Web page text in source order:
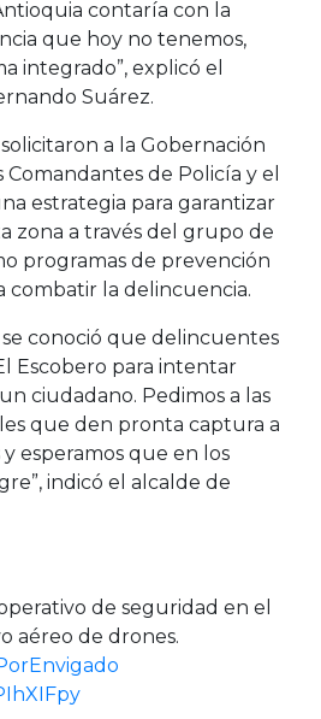
contaría con la
que hoy no tenemos,
integrado”, explicó el
Suárez.
a la Gobernación
de Policía y el
estrategia para garantizar
zona a través del grupo de
programas de prevención
combatir la delincuencia.
se conoció que delincuentes
Escobero para intentar
ciudadano. Pedimos a las
que den pronta captura a
esperamos que en los
indicó el alcalde de
de seguridad en el
aéreo de drones.